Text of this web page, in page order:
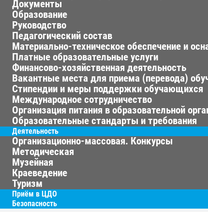
Документы
Образование
Руководство
Педагогический состав
Материально-техническое обеспечение и
Платные образовательные услуги
Финансово-хозяйственная деятельность
Вакантные места для приема (перевода)
Стипендии и меры поддержки обучающихся
Международное сотрудничество
Организация питания в образовательной
Образовательные стандарты и требования
Деятельность
Организационно-массовая. Конкурсы
Методическая
Музейная
Краеведение
Туризм
Приём в ЦДО
Безопасность